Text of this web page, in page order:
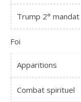
Trump 2° mandat
Foi
Apparitions
Combat spirituel